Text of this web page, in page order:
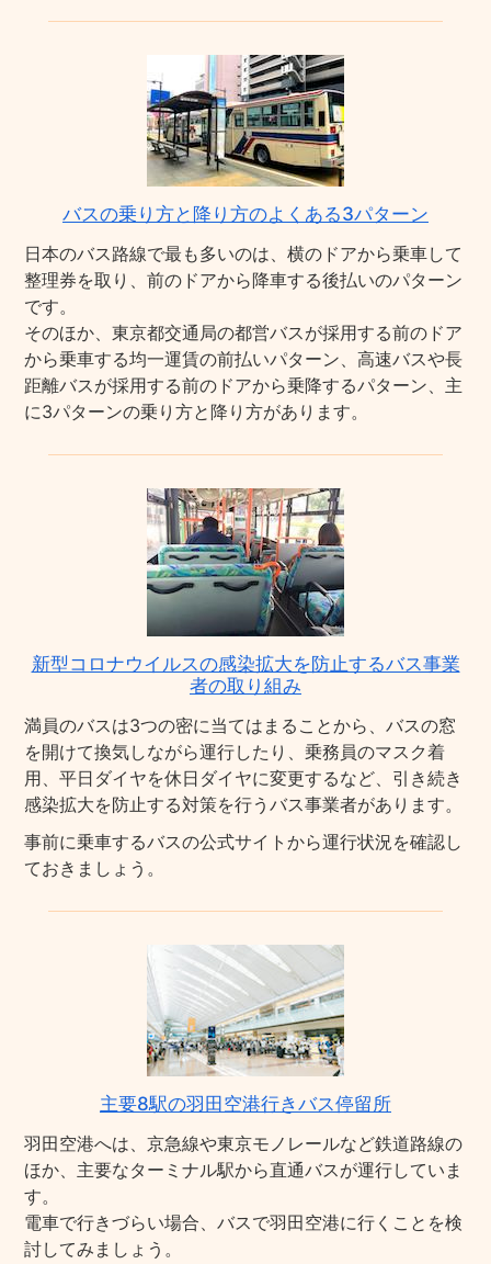
バスの乗り方と降り方のよくある3パターン
日本のバス路線で最も多いのは、横のドアから乗車して
整理券を取り、前のドアから降車する後払いのパターン
です。
そのほか、東京都交通局の都営バスが採用する前のドア
から乗車する均一運賃の前払いパターン、高速バスや長
距離バスが採用する前のドアから乗降するパターン、主
に3パターンの乗り方と降り方があります。
新型コロナウイルスの感染拡大を防止するバス事業
者の取り組み
満員のバスは3つの密に当てはまることから、バスの窓
を開けて換気しながら運行したり、乗務員のマスク着
用、平日ダイヤを休日ダイヤに変更するなど、引き続き
感染拡大を防止する対策を行うバス事業者があります。
事前に乗車するバスの公式サイトから運行状況を確認し
ておきましょう。
主要8駅の羽田空港行きバス停留所
羽田空港へは、京急線や東京モノレールなど鉄道路線の
ほか、主要なターミナル駅から直通バスが運行していま
す。
電車で行きづらい場合、バスで羽田空港に行くことを検
討してみましょう。